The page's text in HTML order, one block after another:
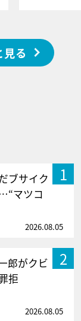
る
1
ブサイク
マツコ
2026.08.05
2
郎がクビ
拒
2026.08.05